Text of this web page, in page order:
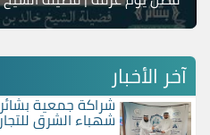
آخر الأخبار
شراكة جمعية
شهباء الشرق